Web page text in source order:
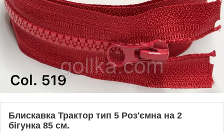
Блискавка Трактор тип 5 Роз'ємна на 2
бігунка 85 см.